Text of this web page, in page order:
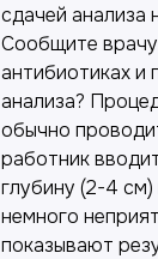
сдачей анализа
Сообщите
антибиотиках и
анализа?
обычно
работник
глубину (2-4
немного
показывают